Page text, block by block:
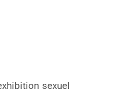
sexuel